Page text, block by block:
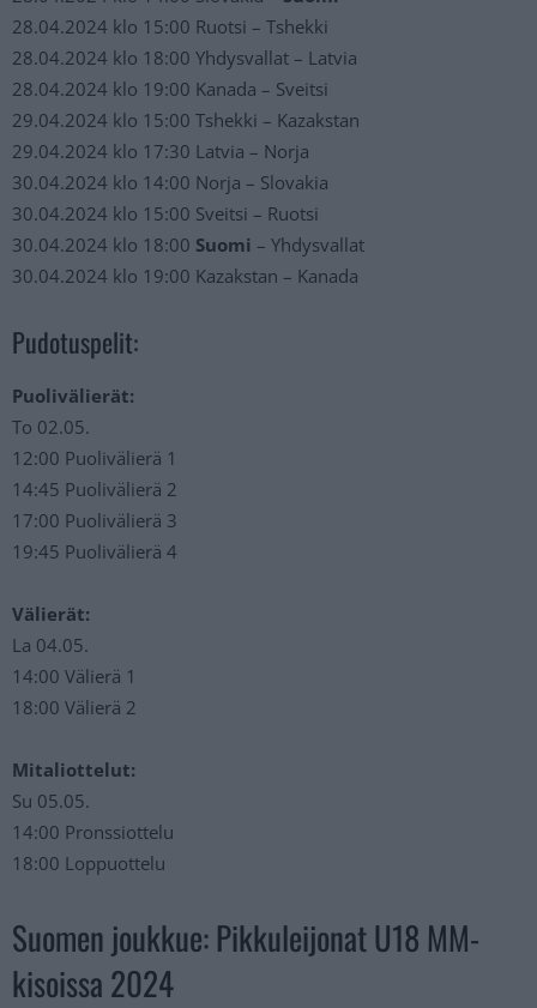
28.04.2024 klo 15:00 Ruotsi – Tshekki
28.04.2024 klo 18:00 Yhdysvallat – Latvia
28.04.2024 klo 19:00 Kanada – Sveitsi
29.04.2024 klo 15:00 Tshekki – Kazakstan
29.04.2024 klo 17:30 Latvia – Norja
30.04.2024 klo 14:00 Norja – Slovakia
30.04.2024 klo 15:00 Sveitsi – Ruotsi
30.04.2024 klo 18:00 Suomi – Yhdysvallat
30.04.2024 klo 19:00 Kazakstan – Kanada
Pudotuspelit:
Puolivälierät:
To 02.05.
12:00 Puolivälierä 1
14:45 Puolivälierä 2
17:00 Puolivälierä 3
19:45 Puolivälierä 4
Välierät:
La 04.05.
14:00 Välierä 1
18:00 Välierä 2
Mitaliottelut:
Su 05.05.
14:00 Pronssiottelu
18:00 Loppuottelu
Suomen joukkue: Pikkuleijonat U18 MM-
kisoissa 2024